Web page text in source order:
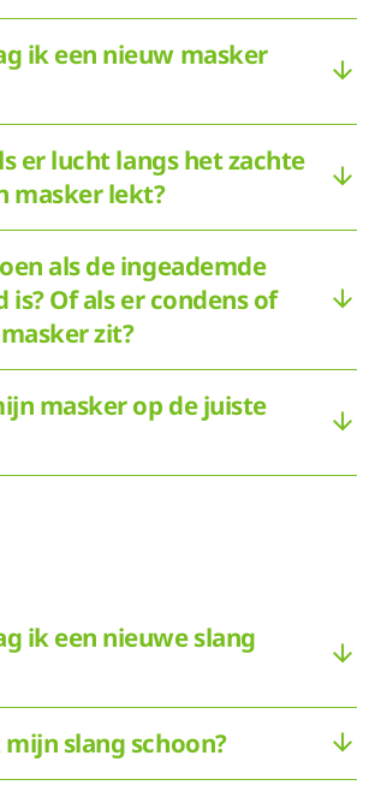
ik een nieuw masker
er lucht langs het zachte
masker lekt?
als de ingeademde
Of als er condens of
zit?
masker op de juiste
ik een nieuwe slang
slang schoon?